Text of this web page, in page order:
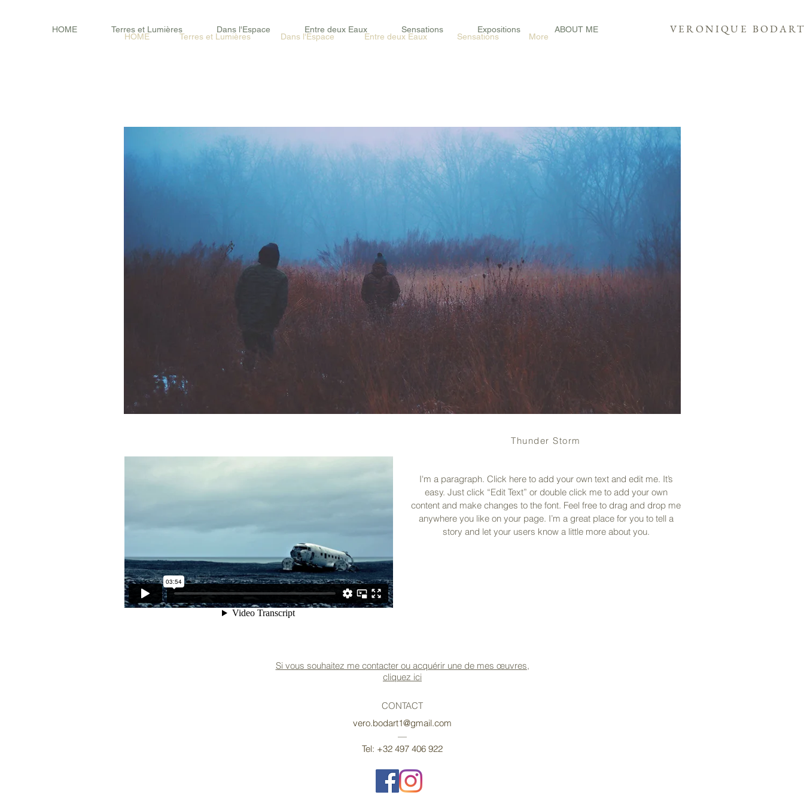
VERONIQUE
HOME Terres et Lumières Dans l'Espace Entre deux Eaux Sensations Expositions ABOUT ME
Thunder Storm
I'm a paragraph. Click here to add your own text and edit me. It’s
easy. Just click “Edit Text” or double click me to add your own
content and make changes to the font. Feel free to drag and drop me
anywhere you like on your page. I’m a great place for you to tell a
story and let your users know a little more about you.
HOME Terres et Lumières Dans l'Espace Entre deux Eaux Sensations More
Si vous souhaitez me contacter ou acquérir une de mes œuvres,
cliquez ici
CONTACT
vero.bodart1@gmail.com
—
Tel: +32 497 406 922